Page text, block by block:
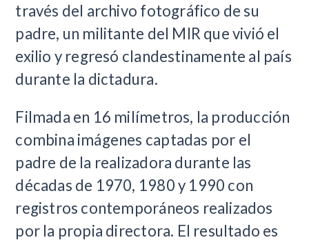
través del archivo fotográfico de su
padre, un militante del MIR que vivió el
exilio y regresó clandestinamente al país
durante la dictadura.
Filmada en 16 milímetros, la producción
combina imágenes captadas por el
padre de la realizadora durante las
décadas de 1970, 1980 y 1990 con
registros contemporáneos realizados
por la propia directora. El resultado es